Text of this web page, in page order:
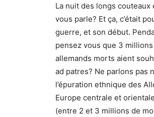
La nuit des longs couteaux
vous parle? Et ça, c’était
guerre, et son début.
pensez vous que 3
allemands morts aient
ad patres? Ne parlons pas
l’épuration ethnique des
Europe centrale et
(entre 2 et 3 millions de